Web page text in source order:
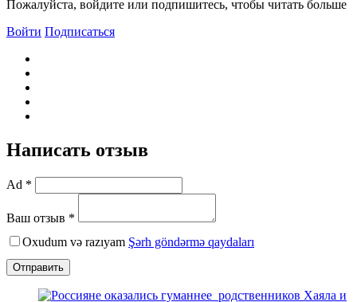
Пожалуйста, войдите или подпишитесь, чтобы читать больше
Войти Подписаться
Написать отзыв
Ad *
Ваш отзыв *
Oxudum və razıyam Şərh göndərmə qaydaları
Отправить